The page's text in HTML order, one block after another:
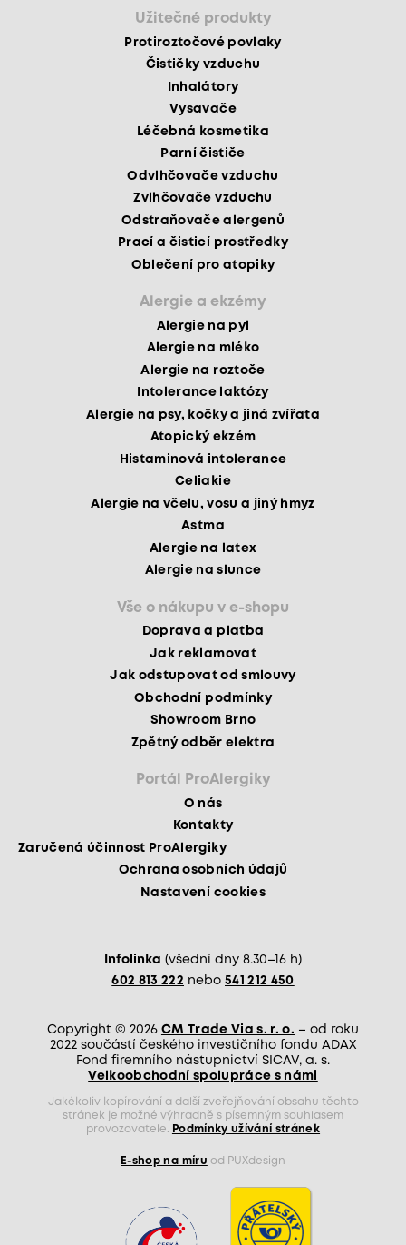
Užitečné produkty
Protiroztočové povlaky
Čističky vzduchu
Inhalátory
Vysavače
Léčebná kosmetika
Parní čističe
Odvlhčovače vzduchu
Zvlhčovače vzduchu
Odstraňovače alergenů
Prací a čisticí prostředky
Oblečení pro atopiky
Alergie a ekzémy
Alergie na pyl
Alergie na mléko
Alergie na roztoče
Intolerance laktózy
Alergie na psy, kočky a jiná zvířata
Atopický ekzém
Histaminová intolerance
Celiakie
Alergie na včelu, vosu a jiný hmyz
Astma
Alergie na latex
Alergie na slunce
Vše o nákupu v e-shopu
Doprava a platba
Jak reklamovat
Jak odstupovat od smlouvy
Obchodní podmínky
Showroom Brno
Zpětný odběr elektra
Portál ProAlergiky
O nás
Kontakty
Zaručená účinnost ProAlergiky
Ochrana osobních údajů
Nastavení cookies
Infolinka (všední dny 8.30–16 h)
602 813 222 nebo 541 212 450
Copyright © 2026 CM Trade Via s. r. o. – od roku
2022 součástí českého investičního fondu ADAX
Fond firemního nástupnictví SICAV, a. s.
Velkoobchodní spolupráce s námi
Jakékoliv kopírování a další zveřejňování obsahu těchto
stránek je možné výhradně s písemným souhlasem
provozovatele.
Podmínky užívání stránek
E-shop na míru od PUXdesign